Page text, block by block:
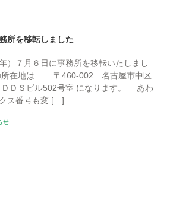
所を移転しました
）７月６日に事務所を移転いたしまし
所在地は 〒460-002 名古屋市中区
ＤＳビル502号室 になります。 あわ
ス番号も変 […]
せ